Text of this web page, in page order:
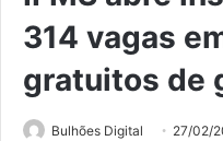
314 vagas
gratuitos de
Bulhões Digital 27/02/